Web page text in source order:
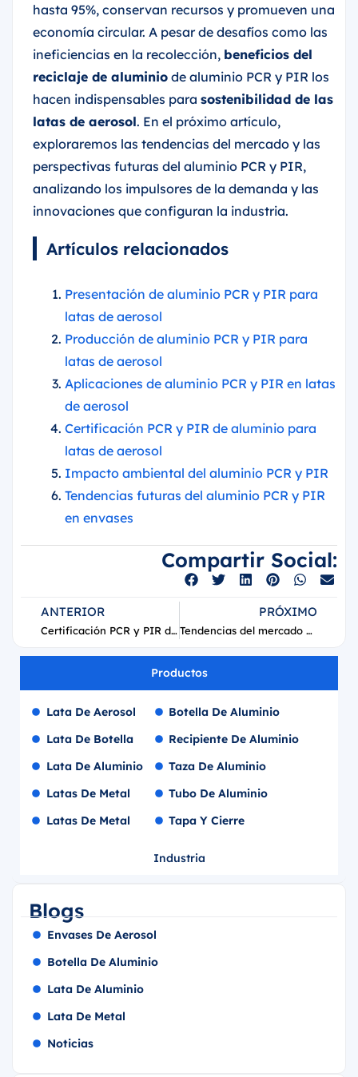
hasta 95%, conservan recursos y promueven una
economía circular. A pesar de desafíos como las
ineficiencias en la recolección, beneficios del
reciclaje de aluminio de aluminio PCR y PIR los
hacen indispensables para sostenibilidad de las
latas de aerosol. En el próximo artículo,
exploraremos las tendencias del mercado y las
perspectivas futuras del aluminio PCR y PIR,
analizando los impulsores de la demanda y las
innovaciones que configuran la industria.
Artículos relacionados
Presentación de aluminio PCR y PIR para
latas de aerosol
Producción de aluminio PCR y PIR para
latas de aerosol
Aplicaciones de aluminio PCR y PIR en latas
de aerosol
Certificación PCR y PIR de aluminio para
latas de aerosol
Impacto ambiental del aluminio PCR y PIR
Tendencias futuras del aluminio PCR y PIR
en envases
Compartir Social:
ANTERIOR
Certificación PCR y PIR de aluminio para latas de aerosol
PRÓXIMO
Tendencias del mercado de aerosoles en Alemania en 2025
Productos
Industria
Lata De Aerosol
Lata De Botella
Lata De Aluminio
Latas De Metal
Latas De Metal
Botella De Aluminio
Recipiente De Aluminio
Taza De Aluminio
Tubo De Aluminio
Tapa Y Cierre
Blogs
Envases De Aerosol
Botella De Aluminio
Lata De Aluminio
Lata De Metal
Noticias